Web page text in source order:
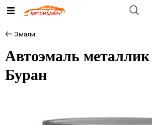
Эмали
Автоэмаль
Буран